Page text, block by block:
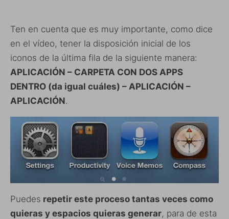
Ten en cuenta que es muy importante, como dice
en el vídeo, tener la disposición inicial de los
iconos de la última fila de la siguiente manera:
APLICACIÓN – CARPETA CON DOS APPS
DENTRO (da igual cuáles) – APLICACIÓN –
APLICACIÓN.
Puedes repetir este proceso tantas veces como
quieras y espacios quieras generar, para de esta